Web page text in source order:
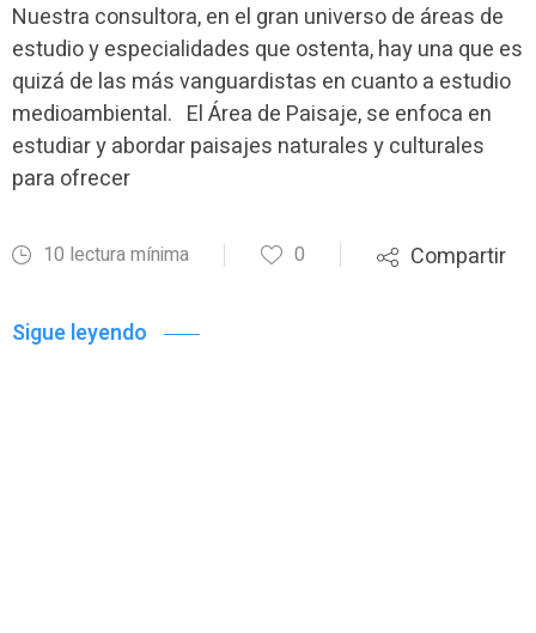
Nuestra consultora, en el gran universo de áreas de
estudio y especialidades que ostenta, hay una que es
quizá de las más vanguardistas en cuanto a estudio
medioambiental. El Área de Paisaje, se enfoca en
estudiar y abordar paisajes naturales y culturales
para ofrecer
10 lectura mínima 0 Compartir
Sigue leyendo